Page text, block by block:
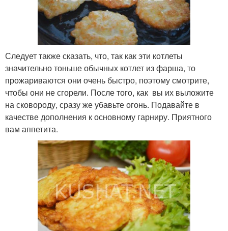
Следует также сказать, что, так как эти котлеты
значительно тоньше обычных котлет из фарша, то
прожариваются они очень быстро, поэтому смотрите,
чтобы они не сгорели. После того, как вы их выложите
на сковороду, сразу же убавьте огонь. Подавайте в
качестве дополнения к основному гарниру. Приятного
вам аппетита.